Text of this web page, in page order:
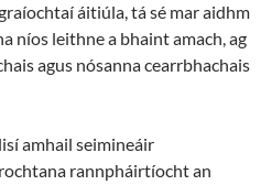
áitiúla, tá sé mar aidhm
níos leithne a bhaint amach, ag
agus nósanna cearrbhachais
amhail seimineáir
rannpháirtíocht an